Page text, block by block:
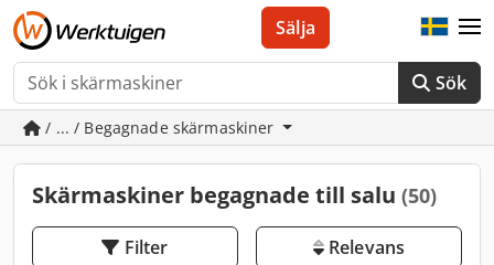
Sök
Sälja
/ ... / Begagnade skärmaskiner
Skärmaskiner begagnade till salu (50)
Filter Relevans